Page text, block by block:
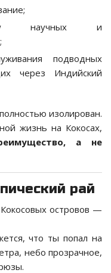
научных и
подводных
через Индийский
изолирован.
жизнь на Кокосах,
а не
рай
островов —
что ты попал на
небо прозрачное,